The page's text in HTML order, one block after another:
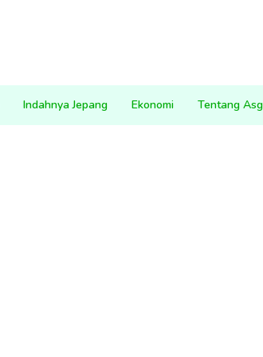
Indahnya Jepang Ekonomi Tentang